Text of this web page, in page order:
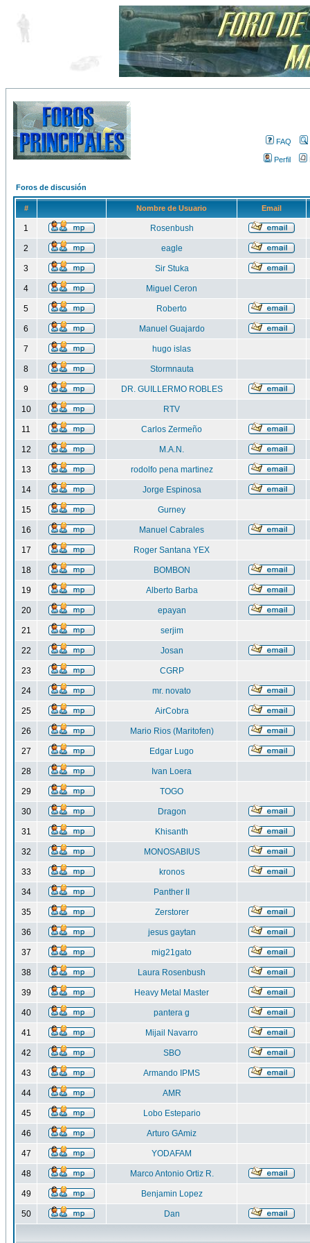
FAQ
Perfil
Foros de discusión
# Nombre de Usuario Email
1 Rosenbush
2 eagle
3 Sir Stuka
4 Miguel Ceron
5 Roberto
6 Manuel Guajardo
7 hugo islas
8 Stormnauta
9 DR. GUILLERMO ROBLES
10 RTV
11 Carlos Zermeño
12 M.A.N.
13 rodolfo pena martinez
14 Jorge Espinosa
15 Gurney
16 Manuel Cabrales
17 Roger Santana YEX
18 BOMBON
19 Alberto Barba
20 epayan
21 serjim
22 Josan
23 CGRP
24 mr. novato
25 AirCobra
26 Mario Rios (Maritofen)
27 Edgar Lugo
28 Ivan Loera
29 TOGO
30 Dragon
31 Khisanth
32 MONOSABIUS
33 kronos
34 Panther II
35 Zerstorer
36 jesus gaytan
37 mig21gato
38 Laura Rosenbush
39 Heavy Metal Master
40 pantera g
41 Mijail Navarro
42 SBO
43 Armando IPMS
44 AMR
45 Lobo Estepario
46 Arturo GAmiz
47 YODAFAM
48 Marco Antonio Ortiz R.
49 Benjamin Lopez
50 Dan